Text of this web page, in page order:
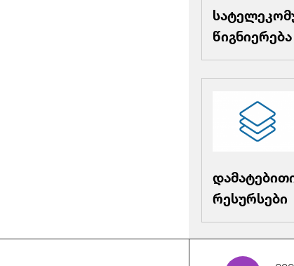
წიგნიერება
რესურსები